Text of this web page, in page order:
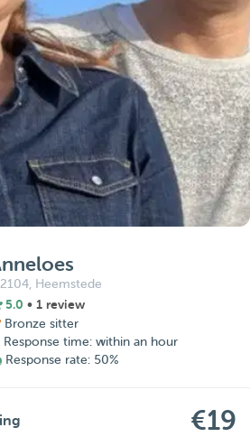
2104, Heemstede
5.0 • 1 review
Bronze sitter
Response time: within an hour
Response rate: 50%
€19